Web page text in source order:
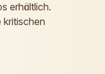
erhältlich.
kritischen